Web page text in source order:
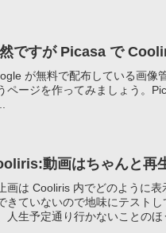
ですが Picasa で
が無料で配布している画像
ページを作ってみましょう。
動画はちゃんと再
画は Cooliris 内でどのように
きていないので地味にテスト
人生予定通り行かないことのほ